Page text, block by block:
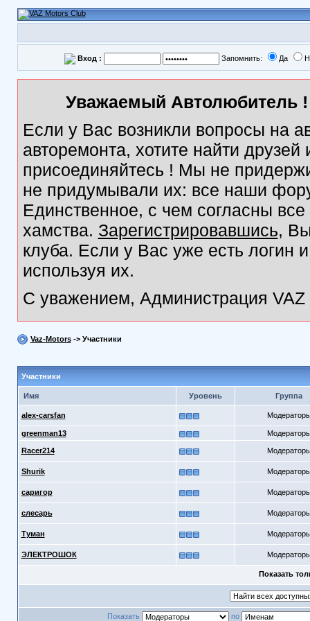
Вход : Запомнить: Да
Уважаемый Автолюбитель
Если у Вас возникли вопросы на
авторемонта, хотите найти
присоединяйтесь ! Мы не
не придумывали их: все наши
Единственное, с чем согласны
хамства. Зарегистрировавшись,
клуба. Если у Вас уже есть логин
используя их.
С уважением, Администрация VAZ
Vaz-Motors-> Участники
Участники
Имя Уровень Группа
alex-carsfan
greenman13
Racer214
Shurik
саригор
слесарь
Туман
ЭЛЕКТРОШОК
Показать
Показать по